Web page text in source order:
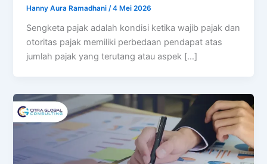
Hanny Aura Ramadhani/4 Mei 2026
Sengketa pajak adalah kondisi ketika wajib pajak dan
otoritas pajak memiliki perbedaan pendapat atas
jumlah pajak yang terutang atau aspek […]